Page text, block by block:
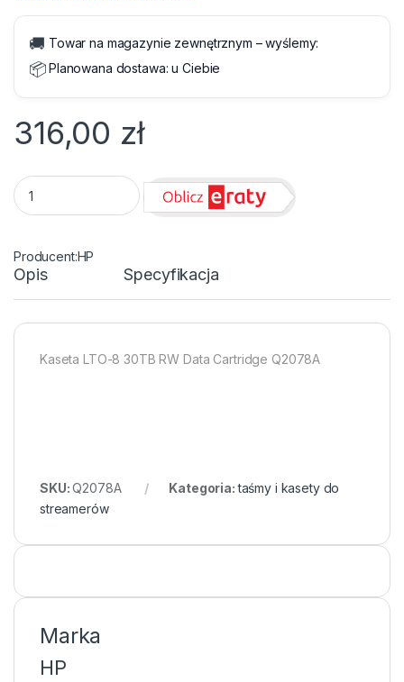
🚚 Towar na magazynie zewnętrznym – wyślemy:
📦Planowana dostawa:u Ciebie
316,00 zł
Taśma HP LTO-8 Ultrium 12/30 TB quantity
HP
Opis Specyfikacja
Kaseta LTO-8 30TB RW Data Cartridge Q2078A
SKU:Q2078A Kategoria:taśmy i kasety do
streamerów
Marka
HP